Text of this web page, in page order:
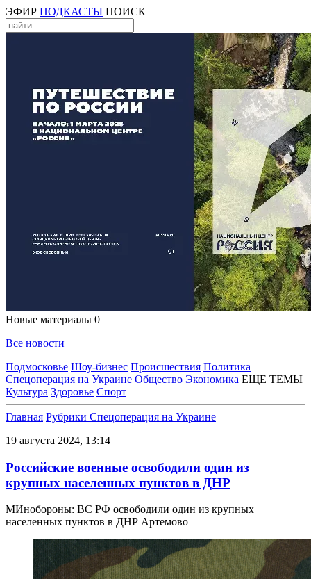
ЭФИР ПОДКАСТЫ ПОИСК
Новые материалы 0
Все новости
Подмосковье Шоу-бизнес Происшествия Политика
Спецоперация на Украине Общество Экономика ЕЩЕ ТЕМЫ
Культура Здоровье Спорт
Главная Рубрики Спецоперация на Украине
19 августа 2024, 13:14
Российские военные освободили один из
крупных населенных пунктов в ДНР
МИнобороны: ВС РФ освободили один из крупных
населенных пунктов в ДНР Артемово